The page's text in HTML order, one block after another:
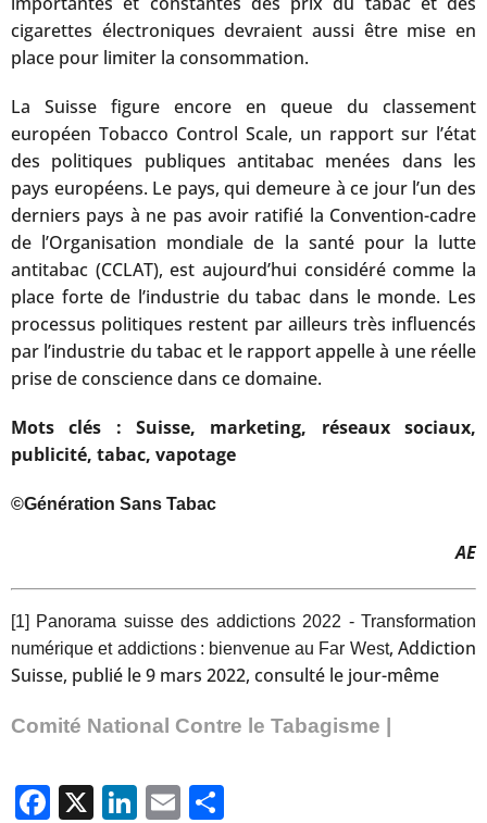
cigarettes électroniques devraient aussi être mise en
place pour limiter la consommation.
La Suisse figure encore en queue du classement
européen Tobacco Control Scale, un rapport sur l’état
des politiques publiques antitabac menées dans les
pays européens. Le pays, qui demeure à ce jour l’un des
derniers pays à ne pas avoir ratifié la Convention-cadre
de l’Organisation mondiale de la santé pour la lutte
antitabac (CCLAT), est aujourd’hui considéré comme la
place forte de l’industrie du tabac dans le monde. Les
processus politiques restent par ailleurs très influencés
par l’industrie du tabac et le rapport appelle à une réelle
prise de conscience dans ce domaine.
Mots clés : Suisse, marketing, réseaux sociaux,
publicité, tabac, vapotage
©Génération Sans Tabac
AE
[1] Panorama suisse des addictions 2022 - Transformation
numérique et addictions : bienvenue au Far West, Addiction
Suisse, publié le 9 mars 2022, consulté le jour-même
Comité National Contre le Tabagisme |
Facebook
X LinkedIn
Email